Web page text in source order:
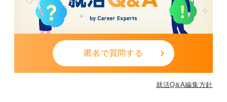
匿名で質問する
就活Q&A編集方針